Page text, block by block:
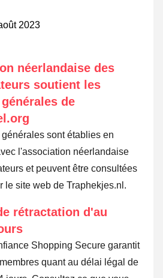
2023
néerlandaise des
soutient les
de
sont établies en
l'association néerlandaise
et peuvent être consultées
le site web de Traphekjes.nl.
rétractation d'au
Shopping Secure garantit
quant au délai légal de